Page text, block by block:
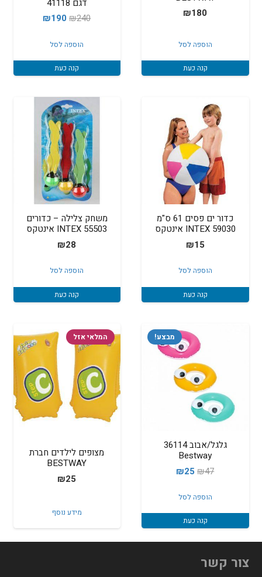
₪180
הוספה לסל
קנה כעת
דגם 41118
₪240
המחיר
היה:
₪240.
₪190
המחיר
₪190.
הוספה לסל
קנה כעת
כדור ים פסים 61 ס"מ
59030 INTEX אינטקס
₪15
הוספה לסל
קנה כעת
משחק צלילה – כדורים
55503 INTEX אינטקס
₪28
הוספה לסל
קנה כעת
מבצע!
גלגל/אבוב 36114
Bestway
₪47
המחיר
היה:
₪47.
₪25
המחיר
₪25.
הוספה לסל
קנה כעת
המלאי אזל
מצופים לילדים חברת
BESTWAY
₪25
מידע נוסף
צור קשר